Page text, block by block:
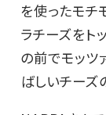
を使ったモチ
ラチーズをト
の前でモッツ
ばしいチーズ